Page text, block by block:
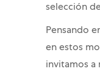
selección
Pensando
en estos
invitamos a